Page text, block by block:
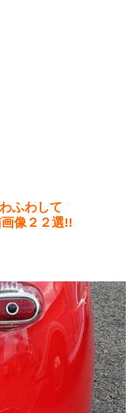
ふわして
像２２選!!